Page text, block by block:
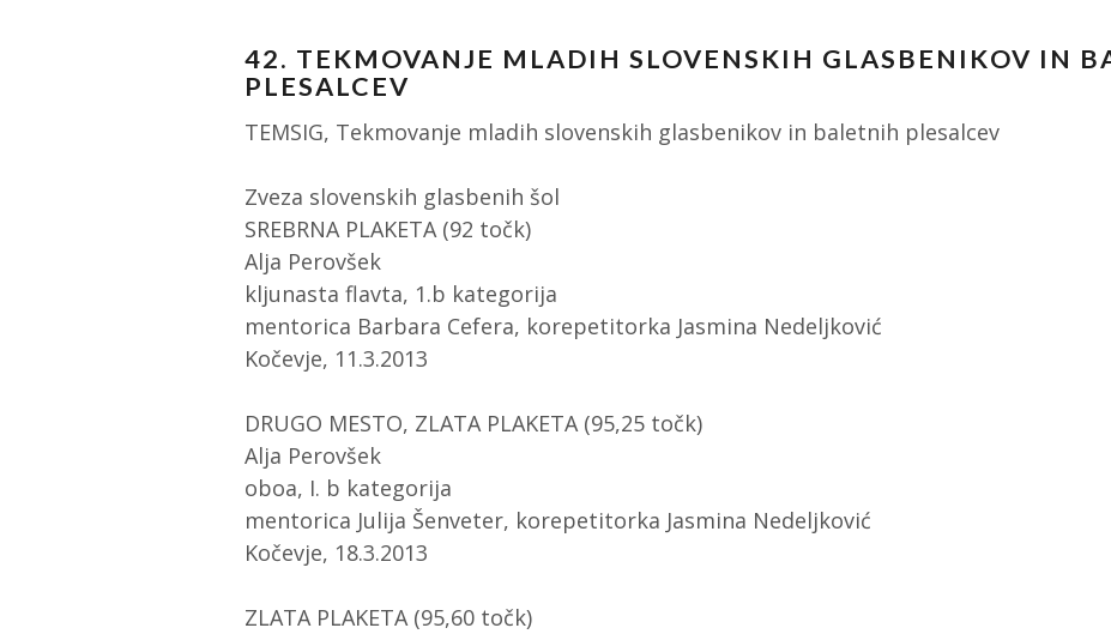
42. TEKMOVANJE MLADIH SLOVENSKIH GLASBENIKOV IN
PLESALCEV
TEMSIG, Tekmovanje mladih slovenskih glasbenikov in baletnih plesalcev
Zveza slovenskih glasbenih šol
SREBRNA PLAKETA (92 točk)
Alja Perovšek
kljunasta flavta, 1.b kategorija
mentorica Barbara Cefera, korepetitorka Jasmina Nedeljković
Kočevje, 11.3.2013
DRUGO MESTO, ZLATA PLAKETA (95,25 točk)
Alja Perovšek
oboa, I. b kategorija
mentorica Julija Šenveter, korepetitorka Jasmina Nedeljković
Kočevje, 18.3.2013
ZLATA PLAKETA (95,60 točk)